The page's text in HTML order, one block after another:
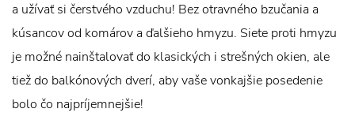
a užívať si čerstvého vzduchu! Bez otravného bzučania a
kúsancov od komárov a ďalšieho hmyzu. Siete proti hmyzu
je možné nainštalovať do klasických i strešných okien, ale
tiež do balkónových dverí, aby vaše vonkajšie posedenie
bolo čo najpríjemnejšie!